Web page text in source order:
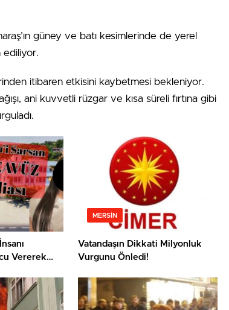
güney ve batı kesimlerinde de yerel
ediliyor.
itibaren etkisini kaybetmesi bekleniyor.
ani kuvvetli rüzgar ve kısa süreli fırtına gibi
Vererek
MERSIN
Vatandaşın Dikkati Milyonluk
Vurgunu Önledi!